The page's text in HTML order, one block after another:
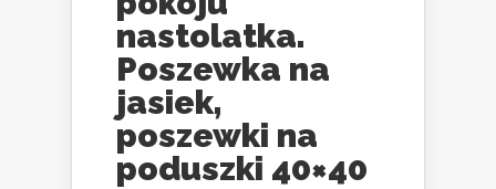
nastolatka.
Poszewka na
jasiek,
poszewki na
poduszki 40×40